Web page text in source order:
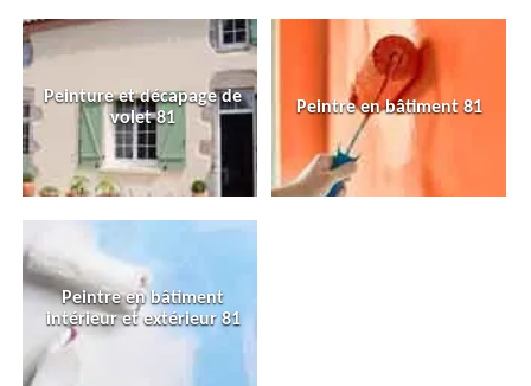
Peinture et décapage de
volet 81
Peintre en bâtiment 81
Peintre en bâtiment
intérieur et extérieur 81